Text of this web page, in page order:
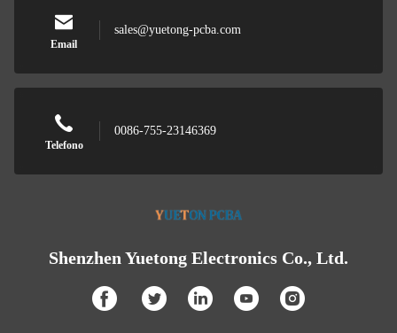
Email
sales@yuetong-pcba.com
Telefono
0086-755-23146369
Shenzhen Yuetong Electronics Co., Ltd.